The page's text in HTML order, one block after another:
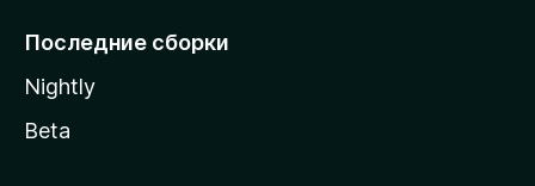
lПоследние сборки
Nightly
Beta